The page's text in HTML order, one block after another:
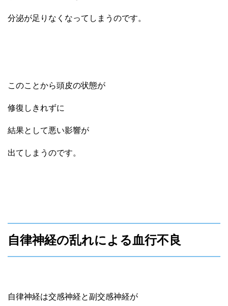
分泌が足りなくなってしまうのです。
このことから頭皮の状態が
修復しきれずに
結果として悪い影響が
出てしまうのです。
自律神経の乱れによる血行不良
自律神経は交感神経と副交感神経が